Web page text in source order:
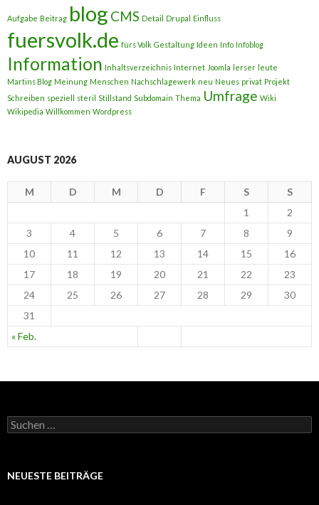
Aufgabe Beitrag blog CMS Detail Drupal Einfluss
fuersvolk.de fürs Volk Gestaltung Ideen Info Infoblog
Information Inhaltsverzeichnis Internet Joomla lerser leute
Martins Blog Meinung Menschen Nachschlagewerk neu Neues privat Projekt
Schreiben speziell steril Stillstand Subdomain Thema Umfrage Wiki
Wikipedia Willkommen Wordpress
AUGUST 2026
M D M D F S S
« Feb.
1
2
3
4 5 6 7 8
9
10
11 12 13 14 15
16
17
18 19 20 21 22
23
24
25 26 27 28 29
30
31
S
u
e
NEUESTE BEITRÄGE